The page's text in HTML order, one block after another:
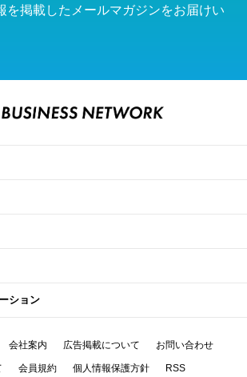
を掲載したメールマガジンをお届けい
ション
会社案内 広告掲載について お問い合わせ
会員規約 個人情報保護方針 RSS